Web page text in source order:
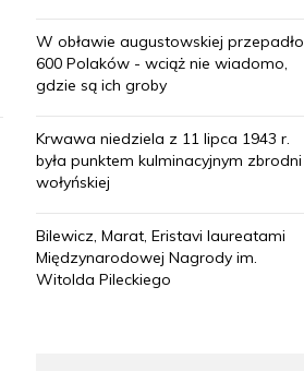
W obławie augustowskiej przepadło
600 Polaków - wciąż nie wiadomo,
gdzie są ich groby
Krwawa niedziela z 11 lipca 1943 r.
była punktem kulminacyjnym zbrodni
wołyńskiej
Bilewicz, Marat, Eristavi laureatami
Międzynarodowej Nagrody im.
Witolda Pileckiego